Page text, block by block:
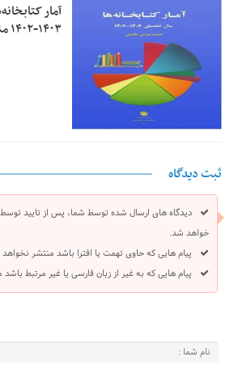
آمار
۱۴۰۳-۱۴۰۲ منتشر شد
ثبت دیدگاه
دیدگاه های ارسال شده توسط شما، پس از تایید
خواهد شد.
پیام هایی که حاوی تهمت یا افترا باشد منتشر
پیام هایی که به غیر از زبان فارسی یا غیر مرتبط